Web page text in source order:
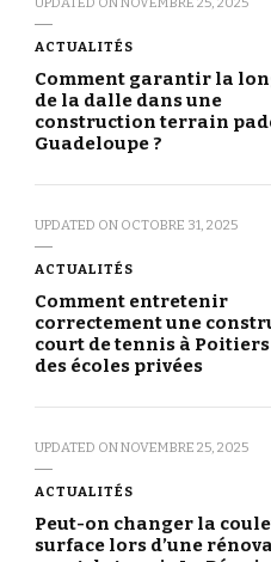
ACTUALITÉS
Comment garantir la
de la dalle dans une
construction terrain
Guadeloupe ?
UPDATED ON OCTOBRE 31, 2025
ACTUALITÉS
Comment entretenir
correctement une
court de tennis à
des écoles privées
UPDATED ONNOVEMBRE 25, 2025
ACTUALITÉS
Peut-on changer la
surface lors d’une